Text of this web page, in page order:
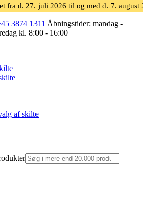
fra d. 27. juli 2026 til og med d. 7. august
3874 1311 Åbningstider: mandag -
kl. 8:00 - 16:00
af skilte